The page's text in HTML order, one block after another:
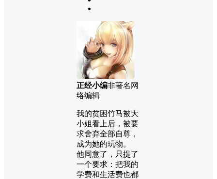
正经小编非著名网
络编辑
我的贫困竹马被大
小姐看上后，被要
求舍弃全部自尊，
成为她的玩物。
他同意了，只提了
一个要求：把我的
学费和生活费也都